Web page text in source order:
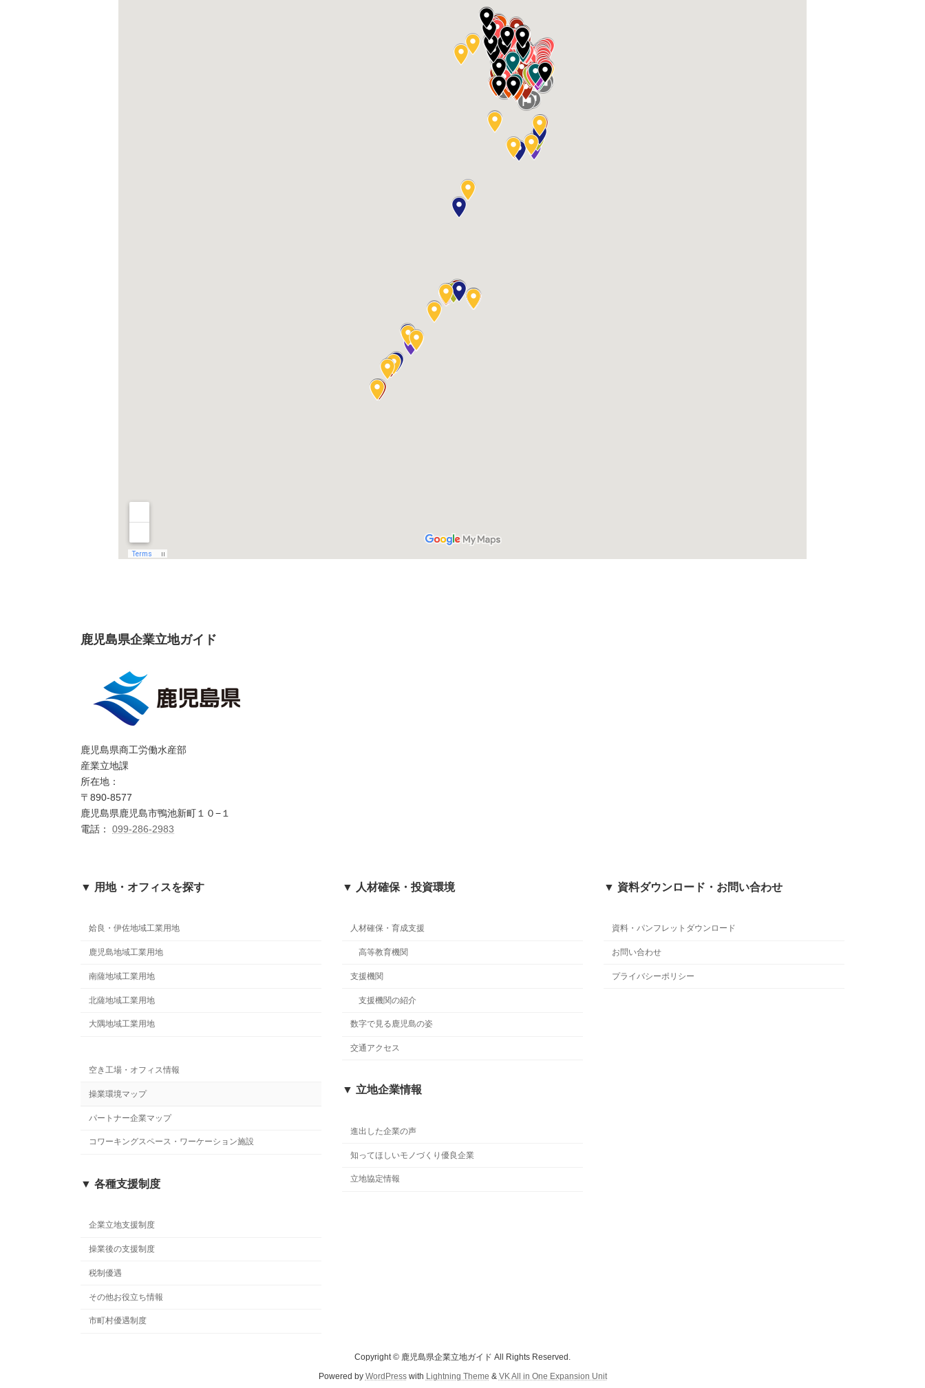
鹿児島県企業立地ガイド
鹿児島県商工労働水産部
産業立地課
所在地：
〒890-8577
鹿児島県鹿児島市鴨池新町１０−１
電話： 099-286-2983
▼ 用地・オフィスを探す
姶良・伊佐地域工業用地
鹿児島地域工業用地
南薩地域工業用地
北薩地域工業用地
大隅地域工業用地
空き工場・オフィス情報
操業環境マップ
パートナー企業マップ
コワーキングスペース・ワーケーション施設
▼ 各種支援制度
企業立地支援制度
操業後の支援制度
税制優遇
その他お役立ち情報
市町村優遇制度
▼ 人材確保・投資環境
人材確保・育成支援
高等教育機関
支援機関
支援機関の紹介
数字で見る鹿児島の姿
交通アクセス
▼ 立地企業情報
進出した企業の声
知ってほしいモノづくり優良企業
立地協定情報
▼ 資料ダウンロード・お問い合わせ
資料・パンフレットダウンロード
お問い合わせ
プライバシーポリシー
Copyright © 鹿児島県企業立地ガイド All Rights Reserved.
Powered by WordPresswith Lightning Theme & VK All in One Expansion Unit